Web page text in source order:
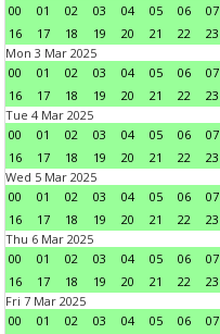
00
01 02 03 04 05 06 07
16
17 18 19 20 21 22
23
Mon 3 Mar 2025
00
01 02 03 04 05 06 07
16
17 18 19 20 21 22
23
Tue 4 Mar 2025
00
01 02 03 04 05 06 07
16
17 18 19 20 21 22
23
Wed 5 Mar 2025
00
01 02 03 04 05 06 07
16
17 18 19 20 21 22
23
Thu 6 Mar 2025
00
01 02 03 04 05 06 07
16
17 18 19 20 21 22
23
Fri 7 Mar 2025
00
01 02 03 04 05 06 07